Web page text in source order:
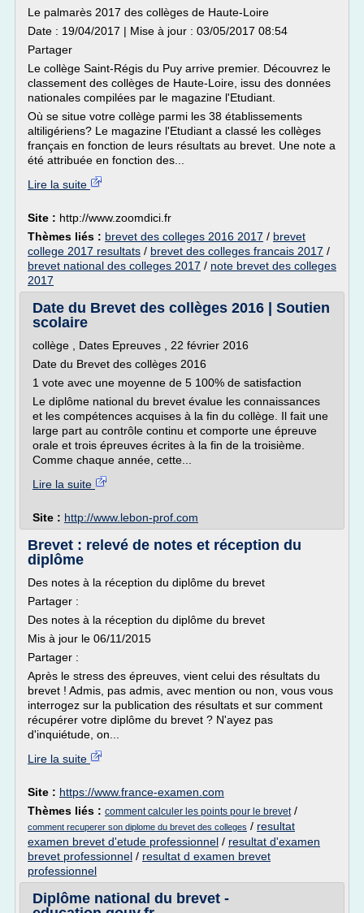
Le palmarès 2017 des collèges de Haute-Loire
Date : 19/04/2017 | Mise à jour : 03/05/2017 08:54
Partager
Le collège Saint-Régis du Puy arrive premier. Découvrez le
classement des collèges de Haute-Loire, issu des données
nationales compilées par le magazine l'Etudiant.
Où se situe votre collège parmi les 38 établissements
altiligériens? Le magazine l'Etudiant a classé les collèges
français en fonction de leurs résultats au brevet. Une note a
été attribuée en fonction des...
Lire la suite
Site : http://www.zoomdici.fr
Thèmes liés : brevet des colleges 2016 2017 / brevet
college 2017 resultats / brevet des colleges francais 2017 /
brevet national des colleges 2017 / note brevet des colleges
2017
Date du Brevet des collèges 2016 | Soutien
scolaire
collège , Dates Epreuves , 22 février 2016
Date du Brevet des collèges 2016
1 vote avec une moyenne de 5 100% de satisfaction
Le diplôme national du brevet évalue les connaissances
et les compétences acquises à la fin du collège. Il fait une
large part au contrôle continu et comporte une épreuve
orale et trois épreuves écrites à la fin de la troisième.
Comme chaque année, cette...
Lire la suite
Site : http://www.lebon-prof.com
Brevet : relevé de notes et réception du
diplôme
Des notes à la réception du diplôme du brevet
Partager :
Des notes à la réception du diplôme du brevet
Mis à jour le 06/11/2015
Partager :
Après le stress des épreuves, vient celui des résultats du
brevet ! Admis, pas admis, avec mention ou non, vous vous
interrogez sur la publication des résultats et sur comment
récupérer votre diplôme du brevet ? N'ayez pas
d'inquiétude, on...
Lire la suite
Site : https://www.france-examen.com
Thèmes liés : comment calculer les points pour le brevet/
comment recuperer son diplome du brevet des colleges / resultat
examen brevet d'etude professionnel / resultat d'examen
brevet professionnel / resultat d examen brevet
professionnel
Diplôme national du brevet -